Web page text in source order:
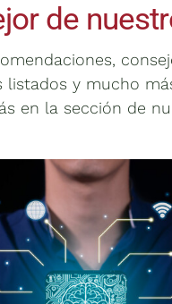
de
listados y mucho
en la sección de